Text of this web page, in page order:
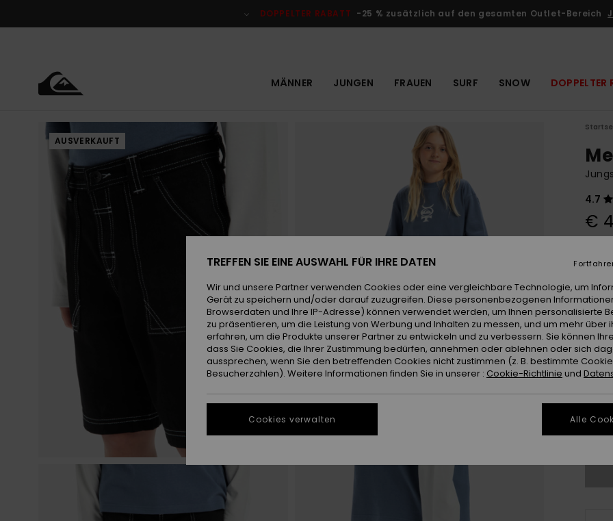
DOPPELTER RABATT -25 % zusätzlich auf den gesamten Outlet-Bereich
MÄNNER JUNGEN FRAUEN SURF SNOW DOPPELTER
AUSVERKAUFT
4.7
€
8
TREFFEN SIE EINE AUSWAHL FÜR IHRE DATEN
Wir und unsere Partner verwenden Cookies oder eine vergleichbare Technologie, um
Gerät zu speichern und/oder darauf zuzugreifen. Diese personenbezogenen
Browserdaten und Ihre IP-Adresse) können verwendet werden, um Ihnen personalisierte
zu präsentieren, um die Leistung von Werbung und Inhalten zu messen, und um mehr über
erfahren, um die Produkte unserer Partner zu entwickeln und zu verbessern. Sie können
dass Sie Cookies, die Ihrer Zustimmung bedürfen, annehmen oder ablehnen oder sich
aussprechen, wenn Sie den betreffenden Cookies nicht zustimmen (z. B. bestimmte
Besucherzahlen). Weitere Informationen finden Sie in unserer : Cookie-Richtlinie und
Cookies verwalten Alle